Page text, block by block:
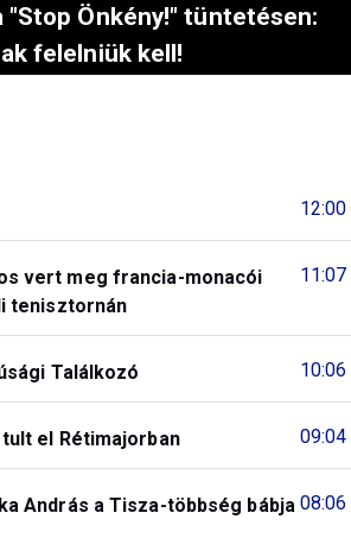
"Stop Önkény!" tüntetésen:
felelniük kell!
12:00
11:07
vert meg francia-monacói
tenisztornán
10:06
Találkozó
09:04
el Rétimajorban
08:06
András a Tisza-többség bábja